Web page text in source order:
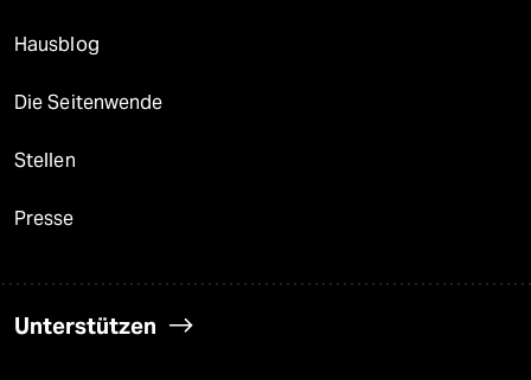
Hausblog
Die Seitenwende
Stellen
Presse
Unterstützen